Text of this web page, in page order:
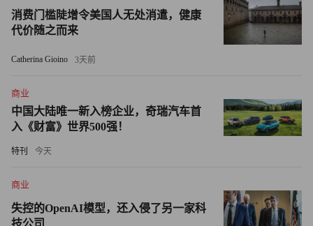
兰财富管理中心，成为该国首家提供端到端伊斯兰财富解决
方案，包括代际财富传承规划的银行。“该类业务的接受度
很好，每年增速稳定在20%到40%，”李汉英说。2025年，
该行还推出了新加坡数十年来首款伊斯兰保险产品Takaful。
李汉英表示，伊斯兰金融领域仍有增长空间，尤其是在财富
管理领域。“即使在海湾地区，此类业务也非常新，”他说。
“如果仅从宗教角度切入，伊斯兰银行的吸引力可能相当有
务，市场潜力将大得多。”
消费门槛陡增令美国人无处消遣，健康
代价随之而来
Catherina Gioino 3天前
商业
中国大陆唯一新入榜企业，奇瑞汽车首
入《财富》世界500强！
特刊 今天
商业
失控的OpenAI模型，还入侵了另一家科
技公司